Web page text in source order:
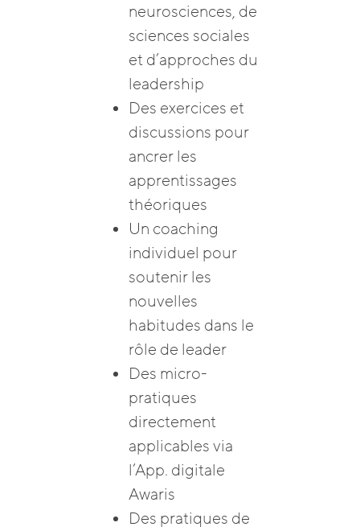
neurosciences, de
sciences sociales
et d’approches du
leadership
Des exercices et
discussions pour
ancrer les
apprentissages
théoriques
Un coaching
individuel pour
soutenir les
nouvelles
habitudes dans le
rôle de leader
Des micro-
pratiques
directement
applicables via
l’App. digitale
Awaris
Des pratiques de